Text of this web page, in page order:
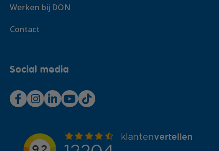
Werken bij DON
Contact
Social media